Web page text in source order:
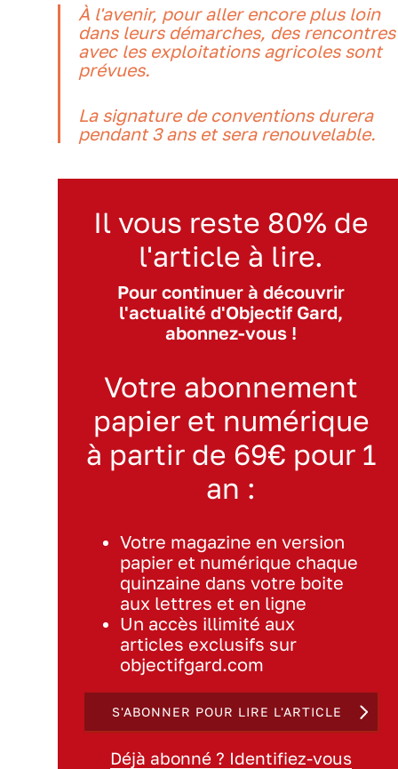
À l'avenir, pour aller encore plus loin
dans leurs démarches, des rencontres
avec les exploitations agricoles sont
prévues.
La signature de conventions durera
pendant 3 ans et sera renouvelable.
Il vous reste 80% de
l'article à lire.
Pour continuer à découvrir
l'actualité d'Objectif Gard,
abonnez-vous !
Votre abonnement
papier et numérique
à partir de 69€ pour 1
an :
Votre magazine en version
papier et numérique chaque
quinzaine dans votre boite
aux lettres et en ligne
Un accès illimité aux
articles exclusifs sur
objectifgard.com
S'ABONNER POUR LIRE L'ARTICLE
Déjà abonné ? Identifiez-vous